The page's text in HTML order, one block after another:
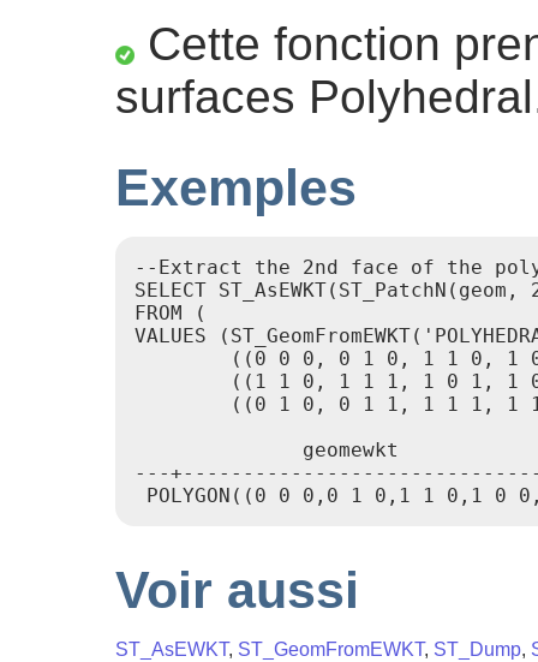
Cette fonction
surfaces
Exemples
--Extract the 2nd face of the
SELECT
FROM (
VALUES
((0 0 0, 0 1 0, 1 1 0, 1
((1 1 0, 1 1 1, 1 0 1, 1
((0 1 0, 0 1 1, 1 1 1, 1
              geomewkt
---
Voir aussi
ST_AsEWKT, ST_GeomFromEWKT, ST_Dump,